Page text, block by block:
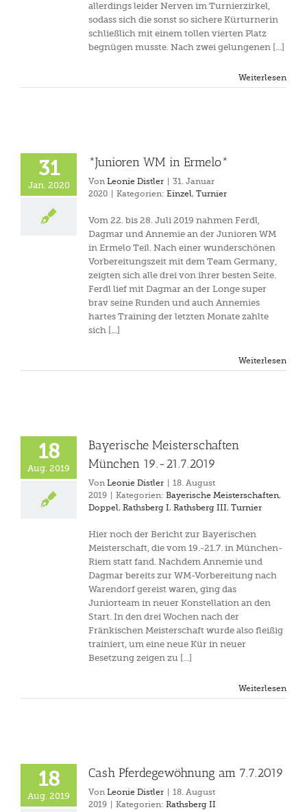
allerdings leider Nerven im Turnierzirkel,
sodass sich die sonst so sichere Kürturnerin
schließlich mit einem tollen vierten Platz
begnügen musste. Nach zwei gelungenen [...]
Weiterlesen
31
Jan. 2020
*Junioren WM in Ermelo*
Von Leonie Distler
31. Januar
2020
Kategorien: Einzel, Turnier
Vom 22. bis 28. Juli 2019 nahmen Ferdl,
Dagmar und Annemie an der Junioren WM
in Ermelo Teil. Nach einer wunderschönen
Vorbereitungszeit mit dem Team Germany,
zeigten sich alle drei von ihrer besten Seite.
Ferdl lief mit Dagmar an der Longe super
brav seine Runden und auch Annemies
hartes Training der letzten Monate zahlte
sich [...]
Weiterlesen
18
Aug. 2019
Bayerische Meisterschaften
München 19.-21.7.2019
Von Leonie Distler
18. August
2019
Kategorien: Bayerische Meisterschaften,
Doppel, Rathsberg I, Rathsberg III, Turnier
Hier noch der Bericht zur Bayerischen
Meisterschaft, die vom 19.-21.7. in München-
Riem statt fand. Nachdem Annemie und
Dagmar bereits zur WM-Vorbereitung nach
Warendorf gereist waren, ging das
Juniorteam in neuer Konstellation an den
Start. In den drei Wochen nach der
Fränkischen Meisterschaft wurde also fleißig
trainiert, um eine neue Kür in neuer
Besetzung zeigen zu [...]
Weiterlesen
18
Aug. 2019
Cash Pferdegewöhnung am 7.7.2019
Von Leonie Distler
18. August
2019
Kategorien: Rathsberg II